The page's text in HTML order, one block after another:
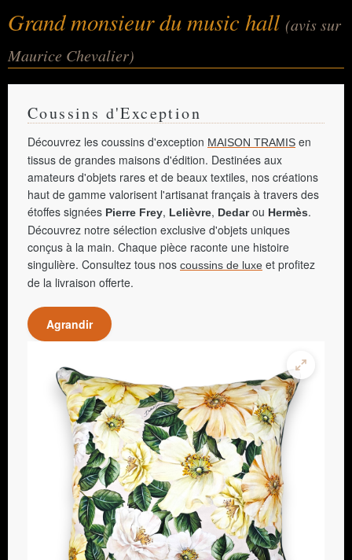
Grand monsieur du music hall (avis sur
Maurice Chevalier)
Coussins d'Exception
Découvrez les coussins d'exception MAISON TRAMIS en
tissus de grandes maisons d'édition. Destinées aux
amateurs d'objets rares et de beaux textiles, nos créations
haut de gamme valorisent l'artisanat français à travers des
étoffes signées Pierre Frey, Lelièvre, Dedarou Hermès.
Découvrez notre sélection exclusive d'objets uniques
conçus à la main. Chaque pièce raconte une histoire
singulière. Consultez tous nos coussins de luxe et profitez
de la livraison offerte.
Agrandir